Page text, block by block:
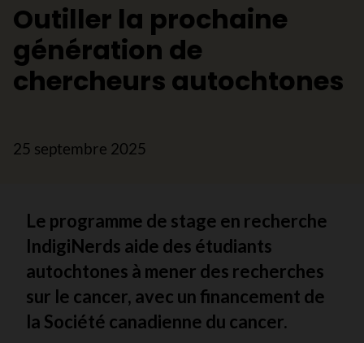
Outiller la prochaine
génération de
chercheurs autochtones
25 septembre 2025
Le programme de stage en recherche
IndigiNerds aide des étudiants
autochtones à mener des recherches
sur le cancer, avec un financement de
la Société canadienne du cancer.